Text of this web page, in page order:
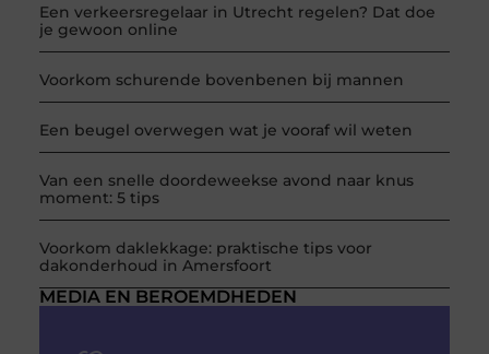
Een verkeersregelaar in Utrecht regelen? Dat doe
je gewoon online
Voorkom schurende bovenbenen bij mannen
Een beugel overwegen wat je vooraf wil weten
Van een snelle doordeweekse avond naar knus
moment: 5 tips
Voorkom daklekkage: praktische tips voor
dakonderhoud in Amersfoort
MEDIA EN BEROEMDHEDEN